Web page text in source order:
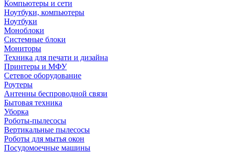
Компьютеры и сети
Ноутбуки, компьютеры
Ноутбуки
Моноблоки
Системные блоки
Мониторы
Техника для печати и дизайна
Принтеры и МФУ
Сетевое оборудование
Роутеры
Антенны беспроводной связи
Бытовая техника
Уборка
Роботы-пылесосы
Вертикальные пылесосы
Роботы для мытья окон
Посудомоечные машины